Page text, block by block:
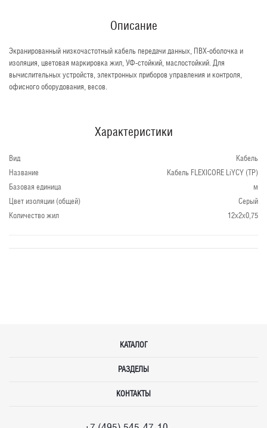
Описание
Экранированный низкочастотный кабель передачи данных, ПВХ-оболочка и
изоляция, цветовая маркировка жил, УФ-стойкий, маслостойкий. Для
вычислительных устройств, электронных приборов управления и контроля,
офисного оборудования, весов.
Характеристики
Вид
Кабель
Название
Кабель FLEXICORE LiYCY (TP)
Базовая единица
м
Цвет изоляции (общей)
Серый
Количество жил
12x2x0,75
КАТАЛОГ
РАЗДЕЛЫ
КОНТАКТЫ